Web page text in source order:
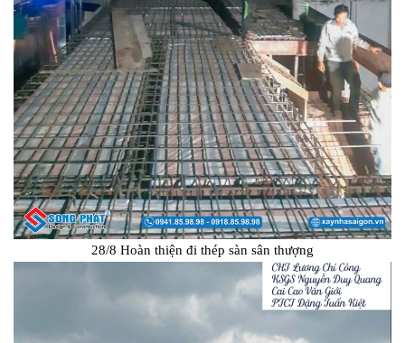
28/8 Hoàn thiện đi thép sàn sân thượng